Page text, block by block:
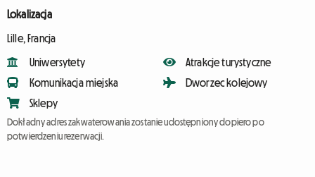
Lokalizacja
Lille, Francja
Uniwersytety
Komunikacja miejska
Sklepy
Atrakcje turystyczne
Dworzec kolejowy
Dokładny adres zakwaterowania zostanie udostępniony dopiero po
potwierdzeniu rezerwacji.